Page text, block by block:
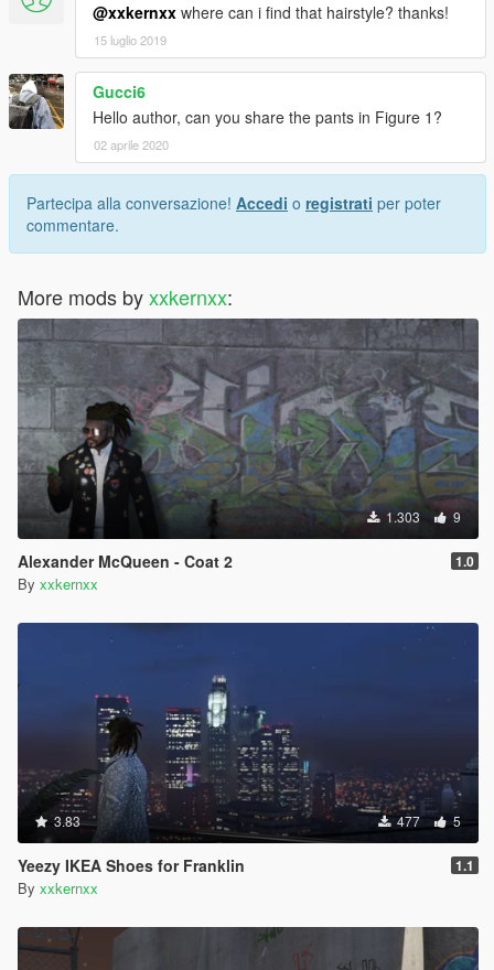
@xxkernxx where can i find that hairstyle? thanks!
15 luglio 2019
Gucci6
Hello author, can you share the pants in Figure 1?
02 aprile 2020
Partecipa alla conversazione! Accedi o registrati per poter
commentare.
More mods byxxkernxx:
1.303 9
Alexander McQueen - Coat 2 1.0
By xxkernxx
3.83 477 5
Yeezy IKEA Shoes for Franklin 1.1
By xxkernxx